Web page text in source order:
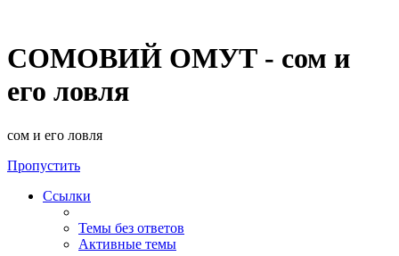
СОМОВИЙ ОМУТ - сом и
его ловля
сом и его ловля
Пропустить
Ссылки
Темы без ответов
Активные темы